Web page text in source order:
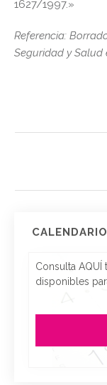
1627/1997.»
Referencia:
Seguridad y Salud
Consulta
disponibles